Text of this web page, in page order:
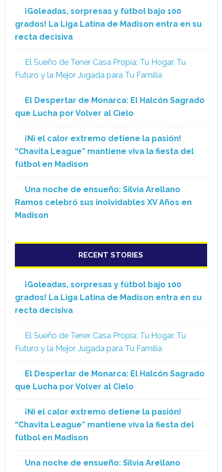
¡Goleadas, sorpresas y fútbol bajo 100
grados! La Liga Latina de Madison entra en su
recta decisiva
El Sueño de Tener Casa Propia: Tu Hogar, Tu
Futuro y la Mejor Jugada para Tu Familia
El Despertar de Monarca: El Halcón Sagrado
que Lucha por Volver al Cielo
¡Ni el calor extremo detiene la pasión!
“Chavita League” mantiene viva la fiesta del
fútbol en Madison
Una noche de ensueño: Silvia Arellano
Ramos celebró sus inolvidables XV Años en
Madison
RECENT STORIES
¡Goleadas, sorpresas y fútbol bajo 100
grados! La Liga Latina de Madison entra en su
recta decisiva
El Sueño de Tener Casa Propia: Tu Hogar, Tu
Futuro y la Mejor Jugada para Tu Familia
El Despertar de Monarca: El Halcón Sagrado
que Lucha por Volver al Cielo
¡Ni el calor extremo detiene la pasión!
“Chavita League” mantiene viva la fiesta del
fútbol en Madison
Una noche de ensueño: Silvia Arellano